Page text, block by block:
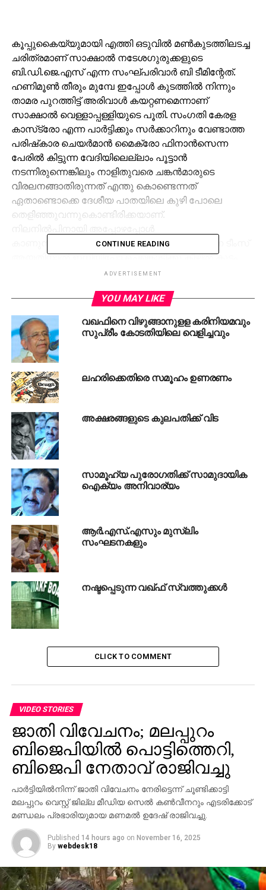
കൂപ്പുകൈയ്യുമായി എത്തി ഒടുവില്‍ മണ്‍കുടത്തിലടച്ച
ചരിത്രമാണ് സാക്ഷാല്‍ നടേശഗുരുക്കളുടെ
ബി.ഡി.ജെ.എസ് എന്ന സംഘ്പരിവാര്‍ ബി ടീമിന്റേത്.
ഹണിമൂണ്‍ തീരും മുമ്പേ ഇപ്പോള്‍ കുടത്തില്‍ നിന്നും
താമര പുറത്തിട്ട് അരിവാള്‍ കയറ്റണമെന്നാണ്
സാക്ഷാല്‍ വെള്ളാപ്പള്ളിയുടെ പൂതി. സംഗതി കേരള
കാസ്‌ട്രോ എന്ന പാര്‍ട്ടിക്കും സര്‍ക്കാറിനും വേണ്ടാത്ത
പരിഷ്‌കാര ചെയര്‍മാന്‍ മൈക്രോ ഫിനാന്‍സെന്ന
പേരില്‍ കിട്ടുന്ന വേദിയിലെല്ലാം പൂട്ടാന്‍
നടന്നിരുന്നെങ്കിലും നാളിതുവരെ ചങ്കന്‍മാരുടെ
വിരലനങ്ങാതിരുന്നത് എന്തു കൊണ്ടെന്നത്
ഏതാണ്ടൊക്കെ ദേശീയ പാതയിലെ കുഴി പോലെ
തെളിഞ്ഞുവന്നുകൊണ്ടിരിക്കയാണ്.
കാണുന്നവനെയെല്ലാം അപ്പാ എന്നു വിളിക്കുന്ന ടീംസ്
ആയതിനാല്‍ ഇനിയിപ്പോ ചെങ്കൊടിക്കു കീഴില്‍ കുടം
കമിഴ്ത്തിയാലും അല്‍ഭുതപ്പെടേണ്ട. പാര്‍ട്ടി രൂപീകരിക്കും
തിരുവനന്തപുരം എത്തും മുമ്പേ സംഘികളേക്കാളും
വലിയ വര്‍ഗീയതയുമായി കലക്കാനിറങ്ങിവരായതിനാല്‍
കൂടെക്കൂട്ടാന്‍ മുണ്ടുടുത്ത മോദി ടീംസിന് വലിയ
പ്രശ്‌നമൊന്നുമില്ല താനും. ന്യൂനപക്ഷങ്ങള്‍
ഏതാണ്ടൊക്കെ വിഴുങ്ങുന്നുവെന്നാരോപിച്ച്
മാന്‍ഹോളില്‍ ഇതര സംസ്ഥാനക്കാരന്റെ ജീവന്‍
രക്ഷിക്കാന്‍ ശ്രമിക്കുന്നതിനിടെ മരിച്ചയാളെ പോലും
വര്‍ഗീയത പുരട്ടി എരിവ് പകര്‍ന്നത് ടിയാനായിരുന്നു.
പിന്നൊന്നുണ്ട് കേരളം മുഴുവന്‍ വല്യക്കാട്ട്
സ്വാധീനുമുള്ള പാര്‍ട്ടിയായതിനാല്‍ എങ്ങോട്ട്
ചാഞ്ഞാലും ആര്‍ക്കും പ്രത്യേകിച്ച് ഒന്നും
സംഭവിക്കില്ലെന്നുള്ളത് പച്ചപരമാര്‍ത്ഥം. എങ്കിലും കുടം
കൈവിട്ടാല്‍ താമര സ്വല്‍പം വാടുമെന്നത് മൂന്നു തരം.
അധികാരത്തിന്റെ ചക്കരക്കുടത്തില്‍ ഏതാണ്ടൊക്കെ
നക്കാന്‍ കിട്ടുമെന്ന് കരുതി തന്നെയാണ് ഒരു തട്ടിക്കൂട്ട്
പാര്‍ട്ടിയുമായി താമരക്ക് വെള്ളമൊഴിക്കാന്‍
വെള്ളാപ്പള്ളിയും സംഘവും കുടം നിറച്ചത്. എന്നാല്‍
അമ്മാത്തിന്ന് പോരുകയും ചെയ്തു, ഇല്ലത്ത്
എത്തിയതുമില്ലെന്ന മട്ടില്‍ കയ്യാലപ്പുറത്തായതോടെ
പാര്‍ട്ടിയിലിപ്പോ നടേശ ഗുരുവിന്റെ മകന്‍ ഗുരു മാത്രമേ
കാര്യമായിട്ടുള്ളൂ.
അതു കൊണ്ടാവണം മെഡിക്കല്‍ കോഴയില്‍ മുഖം
നഷ്ടപ്പെട്ട് കക്കൂസുണ്ടാക്കാന്‍ പെട്രോള്‍ വില കൂട്ടിയ
താമരക്കാര്‍ സ്വന്തം രക്ഷ തേടി നടത്തുന്ന ജനരക്ഷാ
ഘടക കക്ഷിയായിട്ടു പോലും ബി.ഡി.ജെ.എസുകാരെ
അടുപ്പിച്ചിട്ടില്ല. ഇനിയിപ്പോ ഏറെ പക്വത (?) കാണിച്ച്
ചരിത്രമിട്ടയാളായതോണ്ട് മുഖ്യനൊപ്പം ചേരാനാണ്
ഇക്കാര്യം ഏതാണ്ട് പരസ്യമായ രഹസ്യമാക്കി
പലവുരു അടിയന്‍ അടിയന്‍ എന്ന് പറഞ്ഞ് അങ്ങോട്ടു
ചെന്ന് മുഖം കാണിക്കയും ചെയ്തു. തന്നെ ഒപ്പം
കൂട്ടിയാല്‍ ഭരണത്തുടര്‍ച്ചയാണെന്ന് കോഴി കൂവും
പോലെ ദിനേന വിളംബരം ചെയ്യുന്നുമുണ്ട്. മൈക്രോ
ഫിനാന്‍സുമായി ബന്ധപ്പെട്ട് വെള്ളാപ്പള്ളി 2000 കോടി
രൂപയുടെ ഉഡായിപ്പ് നടത്തിയെന്നാണ് കാസ്‌ട്രോ
സഖാവ് മുമ്പ് പറഞ്ഞിട്ടുള്ളത്. പക്ഷേ ടിയാന്
പാര്‍ട്ടിയിലോ, എല്‍ഡിഎഫിലോ ശക്തിയില്ലെന്നാണ്
വെള്ളാപ്പള്ളി ഇപ്പോള്‍ പറയുന്നത്.
പോരാത്തതിന് കേറിവാ മക്കളെ എന്നും പറഞ്ഞ് കാനം
ചേട്ടന്‍ മാടി വിളിക്കുന്നുമുണ്ട്. എന്തിനേയും ഏതിനേയും
എതിര്‍ക്കുന്നവരാണെങ്കിലും അല്‍പസ്വല്‍പം
CONTINUE READING
ADVERTISEMENT
YOU MAY LIKE
വഖഫിനെ വിഴുങ്ങാനുളള കരിനിയമവും
സുപ്രീം കോടതിയിലെ വെളിച്ചവും
ലഹരിക്കെതിരെ സമൂഹം ഉണരണം
അക്ഷരങ്ങളുടെ കുലപതിക്ക് വിട
സാമൂഹ്യ പുരോഗതിക്ക് സാമുദായിക
ഐക്യം അനിവാര്യം
ആര്‍.എസ്.എസും മുസ്‌ലിം
സംഘടനകളും
നഷ്ടപ്പെടുന്ന വഖ്ഫ് സ്വത്തുക്കള്‍
CLICK TO COMMENT
VIDEO STORIES
ജാതി വിവേചനം; മലപ്പുറം
ബിജെപിയില്‍ പൊട്ടിത്തെറി,
ബിജെപി നേതാവ് രാജിവച്ചു
പാര്‍ട്ടിയില്‍നിന്ന് ജാതി വിവേചനം നേരിട്ടെന്ന് ചൂണ്ടിക്കാട്ടി
മലപ്പുറം വെസ്റ്റ് ജില്ല മീഡിയ സെല്‍ കണ്‍വീനറും എടരിക്കോട്
മണ്ഡലം പ്രഭാരിയുമായ മണമല്‍ ഉദേഷ് രാജിവച്ചു.
Published 14 hours ago on November 16, 2025
By webdesk18